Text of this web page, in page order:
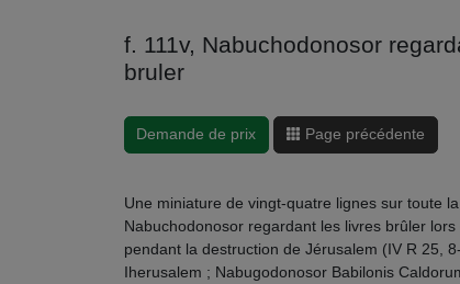
f. 111v, Nabuchodonosor
bruler
Demande de prix Page précédente
Une miniature de vingt-quatre lignes sur toute
Nabuchodonosor regardant les livres brûler lors
pendant la destruction de Jérusalem (IV R 25,
Iherusalem ; Nabugodonosor Babilonis